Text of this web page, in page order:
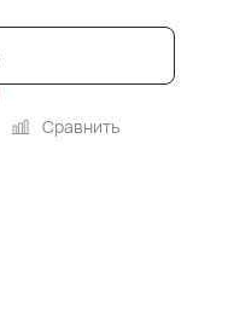
Сравнить